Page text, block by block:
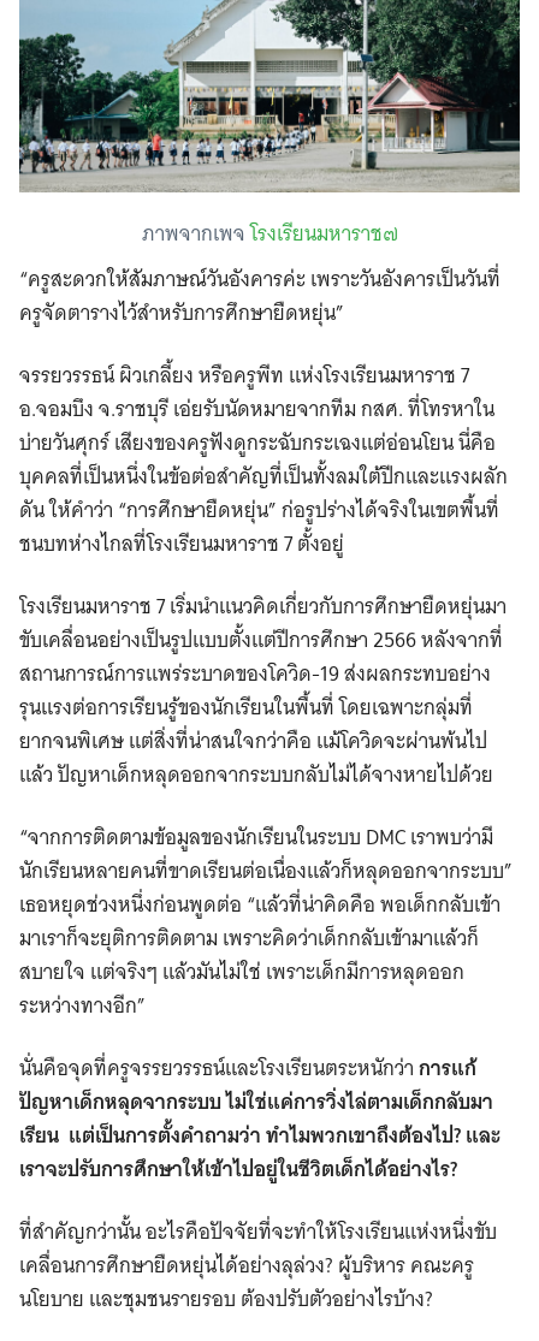
ภาพจากเพจโรงเรียนมหาราช๗
“ครูสะดวกให้สัมภาษณ์วันอังคารค่ะ เพราะวันอังคารเป็นวันที่
ครูจัดตารางไว้สำหรับการศึกษายืดหยุ่น”
จรรยวรรธน์ ผิวเกลี้ยง หรือครูพีท แห่งโรงเรียนมหาราช 7
อ.จอมบึง จ.ราชบุรี เอ่ยรับนัดหมายจากทีม กสศ. ที่โทรหาใน
บ่ายวันศุกร์ เสียงของครูฟังดูกระฉับกระเฉงแต่อ่อนโยน นี่คือ
บุคคลที่เป็นหนึ่งในข้อต่อสำคัญที่เป็นทั้งลมใต้ปีกและแรงผลัก
ดัน ให้คำว่า “การศึกษายืดหยุ่น” ก่อรูปร่างได้จริงในเขตพื้นที่
ชนบทห่างไกลที่โรงเรียนมหาราช 7 ตั้งอยู่
โรงเรียนมหาราช 7 เริ่มนำแนวคิดเกี่ยวกับการศึกษายืดหยุ่นมา
ขับเคลื่อนอย่างเป็นรูปแบบตั้งแต่ปีการศึกษา 2566 หลังจากที่
สถานการณ์การแพร่ระบาดของโควิด-19 ส่งผลกระทบอย่าง
รุนแรงต่อการเรียนรู้ของนักเรียนในพื้นที่ โดยเฉพาะกลุ่มที่
ยากจนพิเศษ แต่สิ่งที่น่าสนใจกว่าคือ แม้โควิดจะผ่านพ้นไป
แล้ว ปัญหาเด็กหลุดออกจากระบบกลับไม่ได้จางหายไปด้วย
“จากการติดตามข้อมูลของนักเรียนในระบบ DMC เราพบว่ามี
นักเรียนหลายคนที่ขาดเรียนต่อเนื่องแล้วก็หลุดออกจากระบบ”
เธอหยุดช่วงหนึ่งก่อนพูดต่อ “แล้วที่น่าคิดคือ พอเด็กกลับเข้า
มาเราก็จะยุติการติดตาม เพราะคิดว่าเด็กกลับเข้ามาแล้วก็
สบายใจ แต่จริงๆ แล้วมันไม่ใช่ เพราะเด็กมีการหลุดออก
ระหว่างทางอีก”
นั่นคือจุดที่ครูจรรยวรรธน์และโรงเรียนตระหนักว่าการแก้
ปัญหาเด็กหลุดจากระบบ ไม่ใช่แค่การวิ่งไล่ตามเด็กกลับมา
เรียน แต่เป็นการตั้งคำถามว่า ทำไมพวกเขาถึงต้องไป? และ
เราจะปรับการศึกษาให้เข้าไปอยู่ในชีวิตเด็กได้อย่างไร?
ที่สำคัญกว่านั้น อะไรคือปัจจัยที่จะทำให้โรงเรียนแห่งหนึ่งขับ
เคลื่อนการศึกษายืดหยุ่นได้อย่างลุล่วง? ผู้บริหาร คณะครู
นโยบาย และชุมชนรายรอบ ต้องปรับตัวอย่างไรบ้าง?